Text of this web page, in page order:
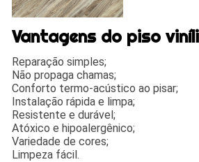
Vantagens do piso
Reparação simples;
Não propaga chamas;
Conforto termo-acústico ao pisar;
Instalação rápida e limpa;
Resistente e durável;
Atóxico e hipoalergênico;
Variedade de cores;
Limpeza fácil.